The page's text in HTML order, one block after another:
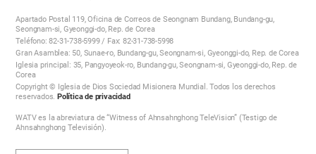
오
톡
공
하
Apartado Postal 119, Oficina de Correos de Seongnam Bundang, Bundang-gu,
Seongnam-si, Gyeonggi-do, Rep. de Corea
Teléfono: 82-31-738-5999 / Fax: 82-31-738-5998
Gran Asamblea: 50, Sunae-ro, Bundang-gu, Seongnam-si, Gyeonggi-do, Rep. de Corea
Iglesia principal: 35, Pangyoyeok-ro, Bundang-gu, Seongnam-si, Gyeonggi-do, Rep. de
Corea
Copyright © Iglesia de Dios Sociedad Misionera Mundial. Todos los derechos
reservados.Política de privacidad
WATV es la abreviatura de “Witness of Ahnsahnghong TeleVision” (Testigo de
Ahnsahnghong Televisión).